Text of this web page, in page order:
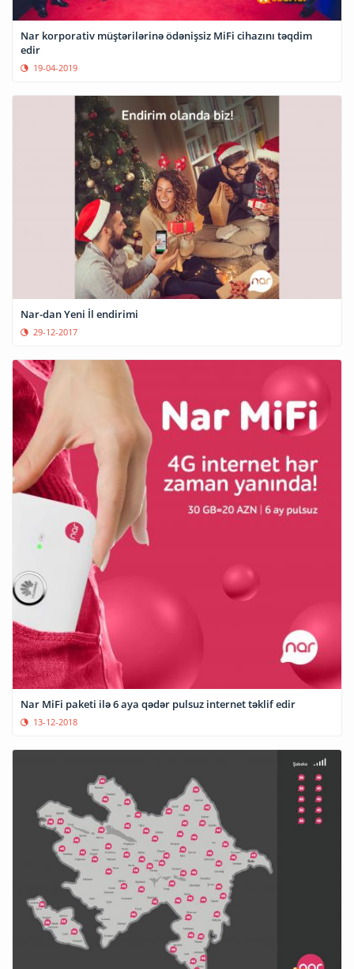
Nar korporativ müştərilərinə ödənişsiz MiFi cihazını təqdim
edir
19-04-2019
Nar-dan Yeni İl endirimi
29-12-2017
Nar MiFi paketi ilə 6 aya qədər pulsuz internet təklif edir
13-12-2018